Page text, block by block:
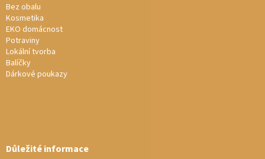
Bez obalu
Kosmetika
EKO domácnost
Potraviny
Lokální tvorba
Balíčky
Dárkové poukazy
Důležité informace